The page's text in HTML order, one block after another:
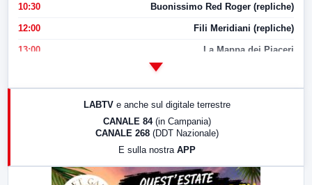
10:30 Buonissimo Red Roger (repliche)
12:00 Fili Meridiani (repliche)
13:00 La Mappa dei Piaceri
LabNews (replica)
LABTV e anche sul digitale terrestre
CANALE 84 (in Campania)
CANALE 268 (DDT Nazionale)
E sulla nostra APP